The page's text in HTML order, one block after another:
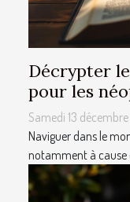
Décrypter
pour les
Samedi 13
Naviguer dans le
notamment à cause